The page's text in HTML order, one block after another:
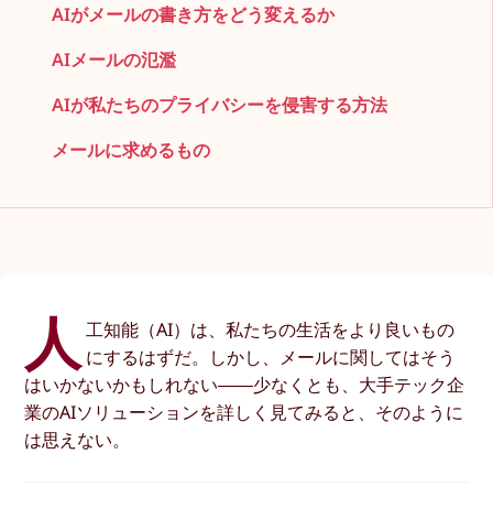
AIがメールの書き方をどう変えるか
AIメールの氾濫
AIが私たちのプライバシーを侵害する方法
メールに求めるもの
人 工知能（AI）は、私たちの生活をより良いもの
にするはずだ。しかし、メールに関してはそう
はいかないかもしれない――少なくとも、大手テック企
業のAIソリューションを詳しく見てみると、そのように
は思えない。